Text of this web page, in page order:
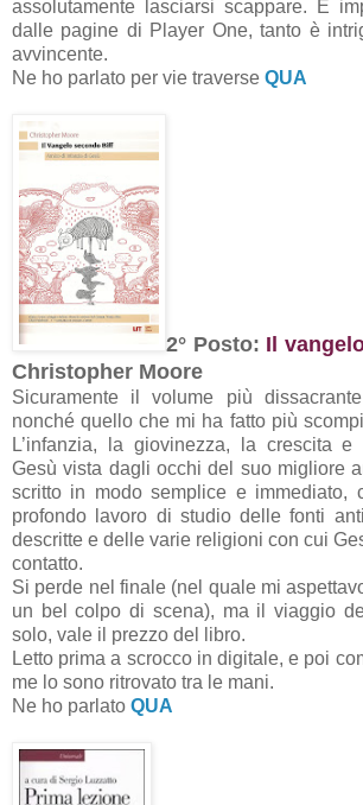
assolutamente lasciarsi scappare. È
dalle pagine di Player One, tanto è
avvincente.
Ne ho parlato per vie traverse QUA
2° Posto: Il
Christopher Moore
Sicuramente il volume più
nonché quello che mi ha fatto più
L’infanzia, la giovinezza, la crescita
Gesù vista dagli occhi del suo migliore
scritto in modo semplice e immediato,
profondo lavoro di studio delle fonti
descritte e delle varie religioni con cui
contatto.
Si perde nel finale (nel quale mi
un bel colpo di scena), ma il viaggio
solo, vale il prezzo del libro.
Letto prima a scrocco in digitale, e poi
me lo sono ritrovato tra le mani.
Ne ho parlato QUA